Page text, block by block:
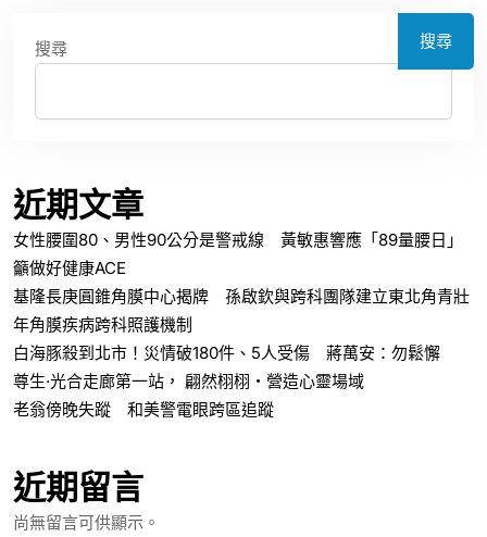
搜尋 搜尋
近期文章
女性腰圍80、男性90公分是警戒線 黃敏惠響應「89量腰日」
籲做好健康ACE
基隆長庚圓錐角膜中心揭牌 孫啟欽與跨科團隊建立東北角青壯
年角膜疾病跨科照護機制
白海豚殺到北市！災情破180件、5人受傷 蔣萬安：勿鬆懈
尊生·光合走廊第一站， 翩然栩栩・營造心靈場域
老翁傍晚失蹤 和美警電眼跨區追蹤
近期留言
尚無留言可供顯示。